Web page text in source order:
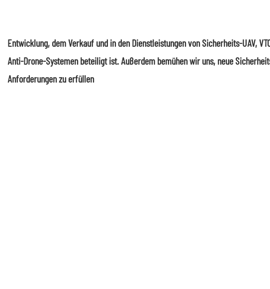
Entwicklung, dem Verkauf und in den Dienstleistungen von Sicherheits-UAV,
Anti-Drone-Systemen beteiligt ist. Außerdem bemühen wir uns, neue
Anforderungen zu erfüllen